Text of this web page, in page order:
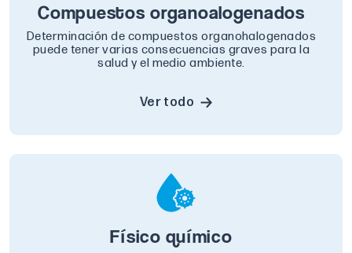
Compuestos organoalogenados
Determinación de compuestos organohalogenados
puede tener varias consecuencias graves para la
salud y el medio ambiente.
Ver todo
Físico químico